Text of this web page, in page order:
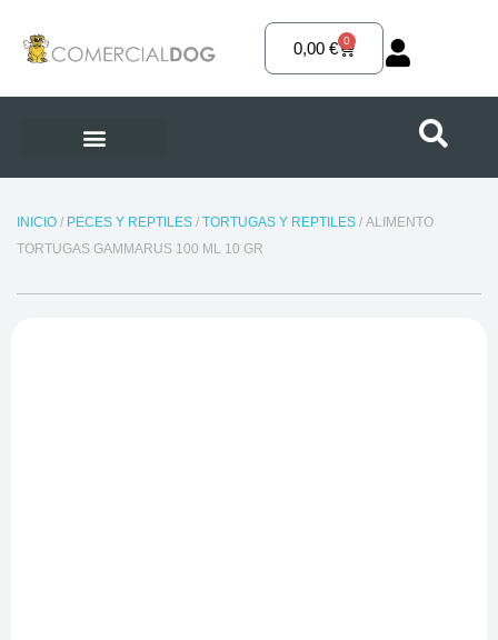
contenido
0,00€ 0
Carrito
INICIO/ PECES Y REPTILES/ TORTUGAS Y REPTILES/ ALIMENTO
TORTUGAS GAMMARUS 100 ML 10 GR